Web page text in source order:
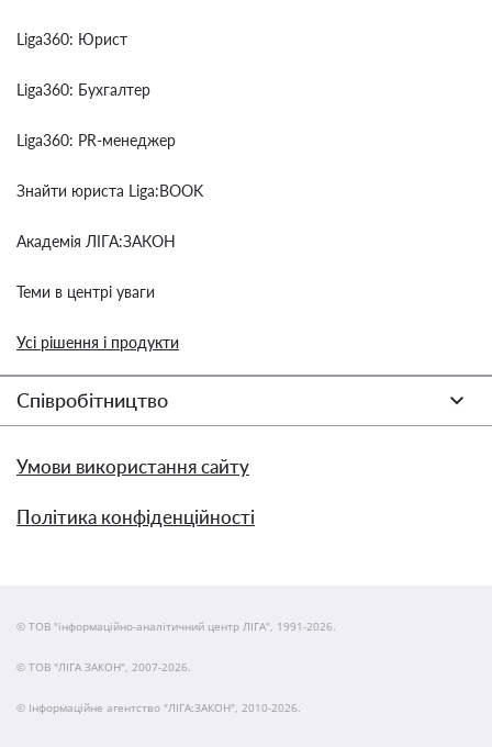
Liga360: Юрист
Liga360: Бухгалтер
Liga360: PR-менеджер
Знайти юриста Liga:BOOK
Академія ЛІГА:ЗАКОН
Теми в центрі уваги
Усі рішення і продукти
Співробітництво
Умови використання сайту
Політика конфіденційності
© ТОВ "інформаційно-аналітичний центр ЛІГА", 1991-2026.
© ТОВ "ЛІГА ЗАКОН", 2007-2026.
© Інформаційне агентство "ЛІГА:ЗАКОН", 2010-2026.